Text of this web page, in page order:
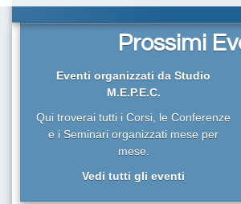
Prossimi
Eventi organizzati da Studio
M.E.P.E.C.
Qui troverai tutti i Corsi, le Conferenze
e i Seminari organizzati mese per
mese.
Vedi tutti gli eventi